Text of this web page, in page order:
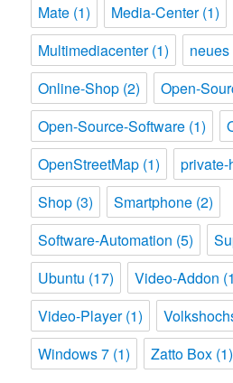
Mate (1) Media-Center(1)
Multimediacenter(1) neues
Online-Shop (2) Open-
Open-Source-Software (1)
OpenStreetMap (1)
Shop (3) Smartphone (2)
Software-Automation (5)
Ubuntu (17) Video-Addon
Video-Player(1)
Windows 7 (1) Zatto Box (1)